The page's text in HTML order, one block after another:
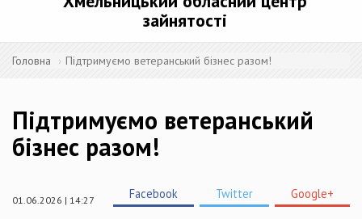
зайнятості
Головна Підтримуємо ветеранський бізнес разом!
Підтримуємо ветеранський
бізнес разом!
01.06.2026 | 14:27 Facebook Twitter Google+